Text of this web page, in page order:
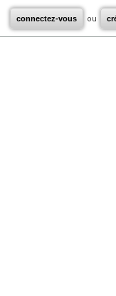
connectez-vous ou